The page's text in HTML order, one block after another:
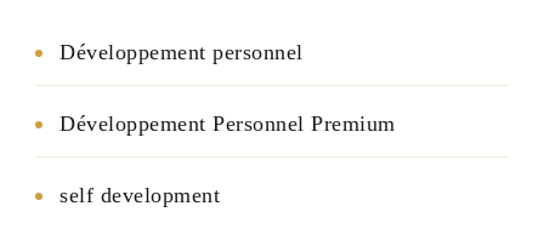
Développement personnel
Développement Personnel Premium
self development